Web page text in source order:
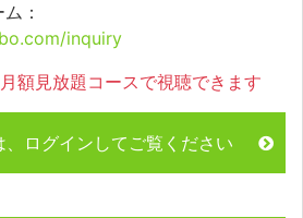
：
inquiry
額見放題コースで視聴できます
ログインしてご覧ください